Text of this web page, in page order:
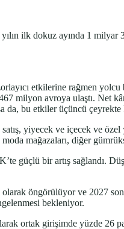
ilk dokuz ayında 1
etkilerine rağmen
avroya ulaştı. Net
bu etkiler üçüncü
yiyecek ve içecek ve
mağazaları, diğer
güçlü bir artış sağlandı.
öngörülüyor ve 2027
bekleniyor.
ortak girişimde yüzde 26